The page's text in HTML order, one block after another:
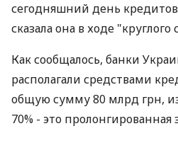
сегодняшний день
сказала она в ходе "круглого
Как сообщалось, банки
располагали средствами
общую сумму 80 млрд грн,
70% - это пролонгированная